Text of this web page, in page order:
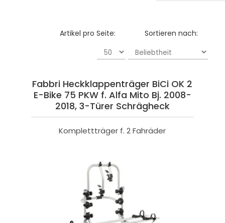
Sortieren nach:
Artikel pro Seite:
Fabbri Heckklappenträger BiCi OK 2
E-Bike 75 PKW f. Alfa Mito Bj. 2008-
2018, 3-Türer Schrägheck
Komplettträger f. 2 Fahräder